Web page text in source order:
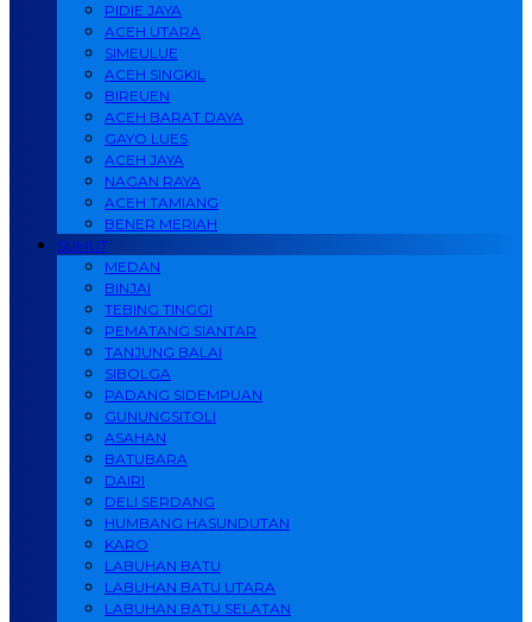
PIDIE JAYA
ACEH UTARA
SIMEULUE
ACEH SINGKIL
BIREUEN
ACEH BARAT DAYA
GAYO LUES
ACEH JAYA
NAGAN RAYA
ACEH TAMIANG
BENER MERIAH
SUMUT
MEDAN
BINJAI
TEBING TINGGI
PEMATANG SIANTAR
TANJUNG BALAI
SIBOLGA
PADANG SIDEMPUAN
GUNUNGSITOLI
ASAHAN
BATUBARA
DAIRI
DELI SERDANG
HUMBANG HASUNDUTAN
KARO
LABUHAN BATU
LABUHAN BATU UTARA
LABUHAN BATU SELATAN